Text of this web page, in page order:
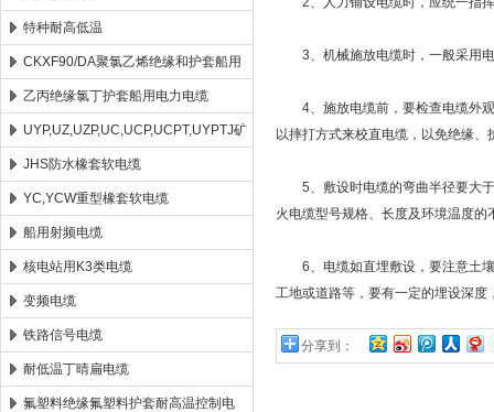
特种耐高低温
CKXF90/DA聚氯乙烯绝缘和护套船用
控制电缆
乙丙绝缘氯丁护套船用电力电缆
UYP,UZ,UZP,UC,UCP,UCPT,UYPTJ矿
用电缆
JHS防水橡套软电缆
YC,YCW重型橡套软电缆
船用射频电缆
核电站用K3类电缆
变频电缆
铁路信号电缆
耐低温丁晴扁电缆
氟塑料绝缘氟塑料护套耐高温控制电
3、机械施放电缆时，一般采用电
4、施放电缆前，要检查电缆外观
以摔打方式来校直电缆，以免绝缘、
5、敷设时电缆的弯曲半径要大于
火电缆型号规格、长度及环境温度
6、电缆如直埋敷设，要注意土壤
工地或道路等，要有一定的埋设深
分享到：